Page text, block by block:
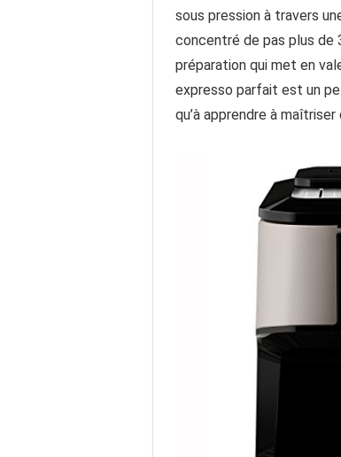
sous pression à travers
concentré de pas plus de
préparation qui met en
expresso parfait est un
qu’à apprendre à